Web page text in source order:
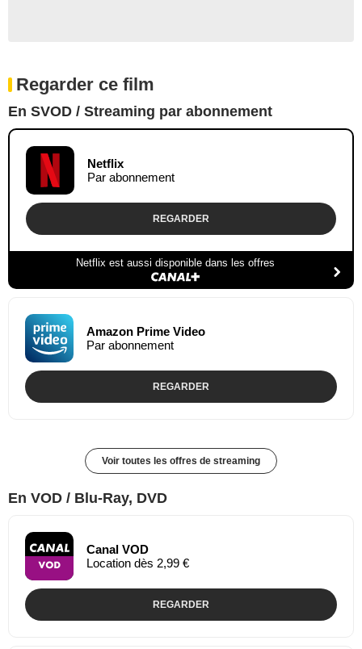
Regarder ce film
En SVOD / Streaming par abonnement
Netflix
Par abonnement
REGARDER
Netflix est aussi disponible dans les offres
Amazon Prime Video
Par abonnement
REGARDER
Voir toutes les offres de streaming
En VOD / Blu-Ray, DVD
Canal VOD
Location dès 2,99 €
REGARDER